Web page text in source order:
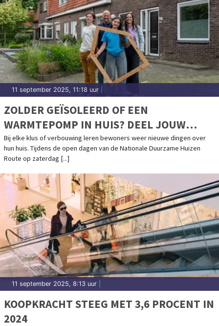
11 september 2025, 11:18 uur
ZOLDER GEÏSOLEERD OF EEN
WARMTEPOMP IN HUIS? DEEL JOUW
ERVARINGEN
Bij elke klus of verbouwing leren bewoners weer nieuwe dingen over
hun huis. Tijdens de open dagen van de Nationale Duurzame Huizen
Route op zaterdag [...]
11 september 2025, 8:13 uur
KOOPKRACHT STEEG MET 3,6 PROCENT IN
2024